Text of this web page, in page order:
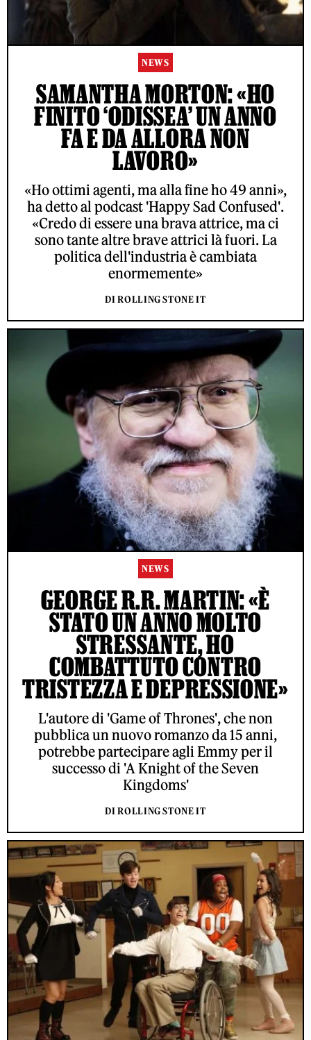
NEWS
SAMANTHA MORTON: «HO
FINITO ‘ODISSEA’ UN ANNO
FA E DA ALLORA NON
LAVORO»
«Ho ottimi agenti, ma alla fine ho 49 anni»,
ha detto al podcast 'Happy Sad Confused'.
«Credo di essere una brava attrice, ma ci
sono tante altre brave attrici là fuori. La
politica dell'industria è cambiata
enormemente»
DI ROLLING STONE IT
NEWS
GEORGE R.R. MARTIN: «È
STATO UN ANNO MOLTO
STRESSANTE, HO
COMBATTUTO CONTRO
TRISTEZZA E DEPRESSIONE»
L'autore di 'Game of Thrones', che non
pubblica un nuovo romanzo da 15 anni,
potrebbe partecipare agli Emmy per il
successo di 'A Knight of the Seven
Kingdoms'
DI ROLLING STONE IT